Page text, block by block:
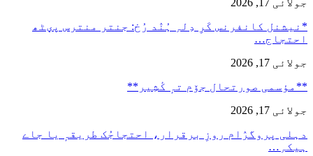
*نیشنل کانفرنس کَرِ دِلہِ ہُنٛد رُخ: جنتر منترس پؠٹھ
احتجاج…
جولائی 17, 2026
**مؤسمی صورتحال جۆم تہٕ کٔشِیر**
جولائی 17, 2026
دہلی پروگرٛام روزِ برقرار، احتجاجُک طریقہٕ یا جاے
ہیکہِ…